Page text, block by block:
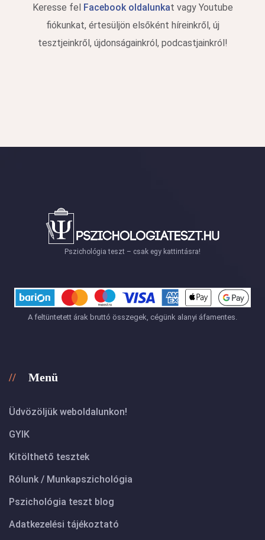
Keresse fel Facebook oldalunkat vagy Youtube
fiókunkat, értesüljön elsőként híreinkről, új
tesztjeinkről, újdonságainkról, podcastjainkról!
Pszichológia teszt – csak egy kattintásra!
A feltüntetett árak bruttó összegek, cégünk alanyi áfamentes.
Menü
Üdvözöljük weboldalunkon!
GYIK
Kitölthető tesztek
Rólunk / Munkapszichológia
Pszichológia teszt blog
Adatkezelési tájékoztató